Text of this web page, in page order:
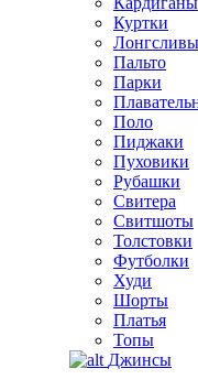
Куртки
Лонгсливы
Пальто
Парки
Поло
Пиджаки
Пуховики
Рубашки
Свитера
Свитшоты
Толстовки
Футболки
Худи
Шорты
Платья
Топы
Джинсы